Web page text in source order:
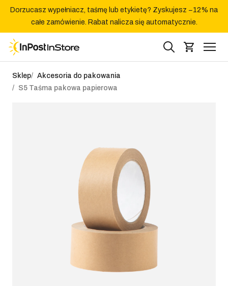
Dorzucasz wypełniacz, taśmę lub etykietę? Zyskujesz −12% na
całe zamówienie. Rabat nalicza się automatycznie.
Sklep
Akcesoria do pakowania
S5 Taśma pakowa papierowa